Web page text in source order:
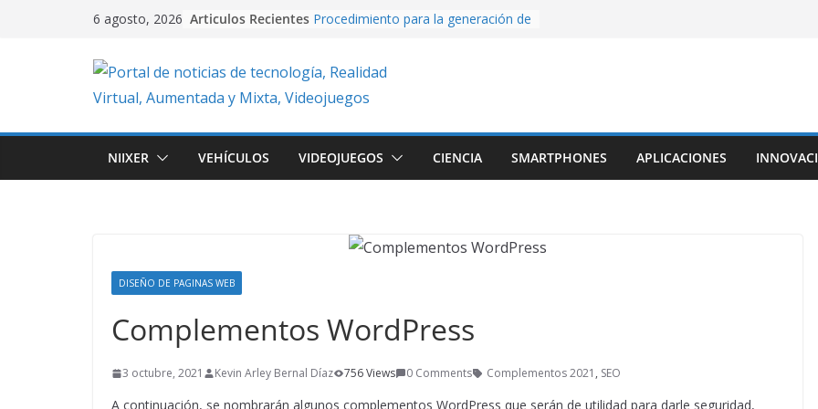
6 agosto, 2026 Articulos Recientes Procedimiento para la generación de
plataformas 2D hecho desde cero
en Unity.
Creación de videos con Inteligencia
EasyAR: Así construimos una app
que cobra vida al escanear una
creando contenido cinematográfico
con Google Flow
NIIXER VEHÍCULOS VIDEOJUEGOS CIENCIA SMARTPHONES APLICACIONES
DISEÑO DE PAGINAS WEB
Complementos WordPress
3 octubre, 2021 Kevin Arley Bernal Díaz 756 Views 0 Comments Complementos 2021 , SEO
A continuación, se nombrarán algunos complementos WordPress que serán de utilidad para darle seguridad,